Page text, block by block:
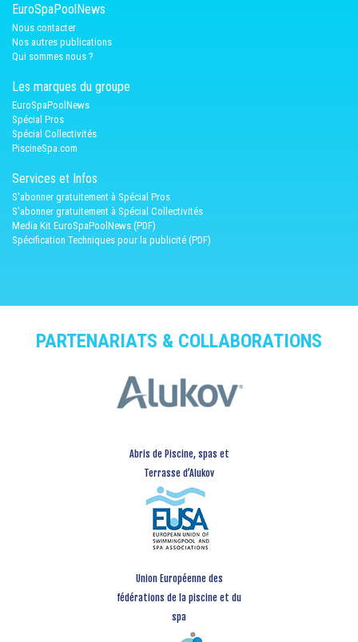
EuroSpaPoolNews
Nous contacter
Nos autres publications
Qui sommes nous ?
Les marques du groupe
EuroSpaPoolNews
Spécial Pros
Spécial Collectivités
PiscineSpa.com
Services et Infos
S'abonner gratuitement à Spécial Pros
S'abonner gratuitement à Spécial Collectivités
Media Kit EuroSpaPoolNews (PDF)
Spécification Techniques pour la publicité (PDF)
PARTENARIATS & COLLABORATIONS
Abris de Piscine, spas et
Terrasse d’Alukov
Union Européenne des
fédérations de la piscine et du
spa